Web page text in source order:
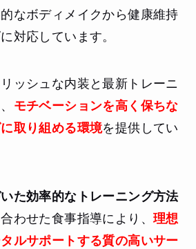
なボディメイクから健康維持
対応しています。
ッシュな内装と最新トレーニ
モチベーションを高く保ちな
取り組める環境を提供してい
た効率的なトレーニング方法
わせた食事指導により、 理想
ルサポートする質の高いサー